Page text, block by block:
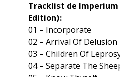
Tracklist de
Edition):
01 – Incorporate
02 – Arrival Of Delusion
03 – Children Of
04 – Separate The